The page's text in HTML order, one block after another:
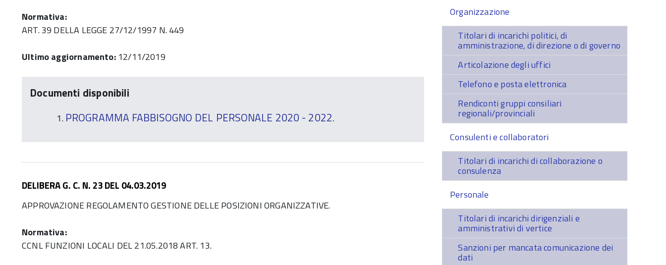
Normativa:
ART. 39 DELLA LEGGE 27/12/1997 N. 449
Ultimo aggiornamento:12/11/2019
Documenti disponibili
PROGRAMMA FABBISOGNO DEL PERSONALE 2020 - 2022.
DELIBERA G. C. N. 23 DEL 04.03.2019
APPROVAZIONE REGOLAMENTO GESTIONE DELLE POSIZIONI ORGANIZZATIVE.
Normativa:
CCNL FUNZIONI LOCALI DEL 21.05.2018 ART. 13.
Organizzazione
Titolari di incarichi politici, di
amministrazione, di direzione o di governo
Articolazione degli uffici
Telefono e posta elettronica
Rendiconti gruppi consiliari
regionali/provinciali
Consulenti e collaboratori
Titolari di incarichi di collaborazione o
consulenza
Personale
Titolari di incarichi dirigenziali e
amministrativi di vertice
Sanzioni per mancata comunicazione dei
dati